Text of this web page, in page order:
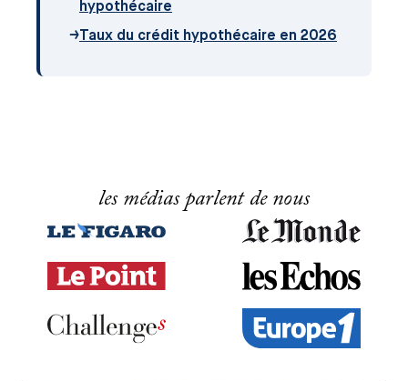
hypothécaire
→Taux du crédit hypothécaire en 2026
les médias parlent de nous